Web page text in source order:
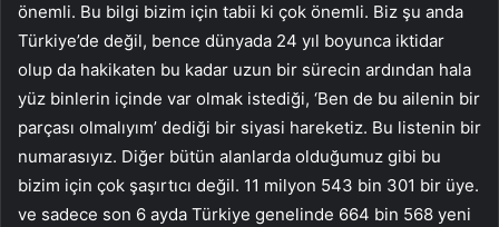
önemli. Bu bilgi bizim için tabii ki çok önemli. Biz şu anda
Türkiye’de değil, bence dünyada 24 yıl boyunca iktidar
olup da hakikaten bu kadar uzun bir sürecin ardından hala
yüz binlerin içinde var olmak istediği, ‘Ben de bu ailenin bir
parçası olmalıyım’ dediği bir siyasi hareketiz. Bu listenin bir
numarasıyız. Diğer bütün alanlarda olduğumuz gibi bu
bizim için çok şaşırtıcı değil. 11 milyon 543 bin 301 bir üye.
ve sadece son 6 ayda Türkiye genelinde 664 bin 568 yeni